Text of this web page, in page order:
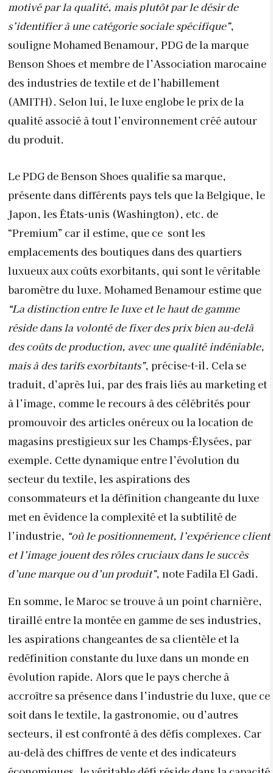
Le PDG de Benson Shoes qualifie sa marque,
présente dans différents pays tels que la Belgique, le
Japon, les États-unis (Washington), etc. de
“Premium” car il estime, que ce sont les
emplacements des boutiques dans des quartiers
luxueux aux coûts exorbitants, qui sont le véritable
baromètre du luxe. Mohamed Benamour estime que
réside dans la volonté de fixer des prix bien au-delà
des coûts de production, avec une qualité indéniable,
mais à des tarifs exorbitants”, précise-t-il. Cela se
traduit, d’après lui, par des frais liés au marketing et
à l’image, comme le recours à des célébrités pour
promouvoir des articles onéreux ou la location de
magasins prestigieux sur les Champs-Élysées, par
exemple. Cette dynamique entre l’évolution du
secteur du textile, les aspirations des
consommateurs et la définition changeante du luxe
met en évidence la complexité et la subtilité de
l’industrie,“où le positionnement, l’expérience client
et l’image jouent des rôles cruciaux dans le succès
d’unemarque ou d’un produit”, note Fadila El Gadi.
En somme, le Maroc se trouve à un point charnière,
tiraillé entre la montée en gamme de ses industries,
les aspirations changeantes de sa clientèle et la
redéfinition constante du luxe dans un monde en
évolution rapide. Alors que le pays cherche à
accroître sa présence dans l’industrie du luxe, que ce
soit dans le textile, la gastronomie, ou d’autres
au-delà des chiffres de vente et des indicateurs
économiques, le véritable défi réside dans la capacité
du Maroc à créer des expériences de luxe
culturel et artisanal.
“L’économie du luxe au Maroc
devra jongler entre tradition et modernité, entre la
préservation des savoir-faire séculaires et l’innovation
nécessaire pour s’aligner sur les tendances